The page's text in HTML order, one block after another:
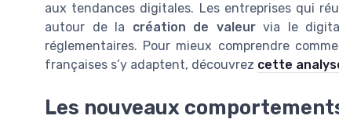
aux tendances digitales. Les entreprises qui
autour de la création de valeurvia le
réglementaires. Pour mieux comprendre
françaises s’y adaptent, découvrez cette
Les nouveaux